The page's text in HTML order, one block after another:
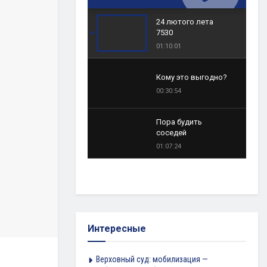
24 лютого лета
7530
01:10:01
Кому это выгодно?
00:30:54
Пора будить
соседей
01:07:24
Интересные
Верховный суд: мобилизация —